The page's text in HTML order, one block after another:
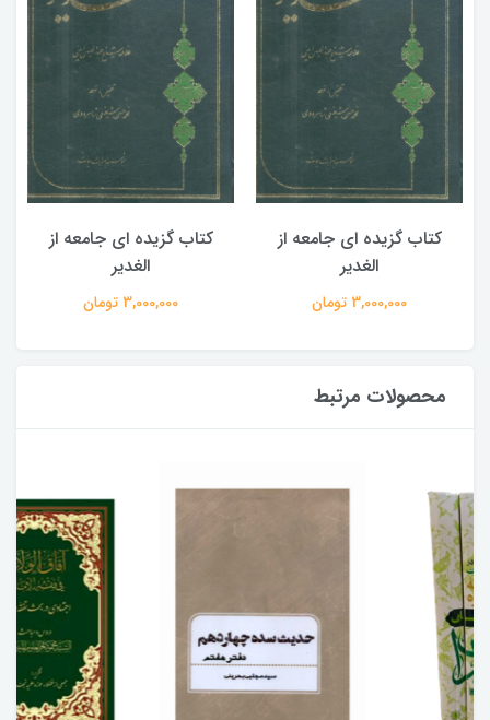
کتاب گزیده ای جامعه از
الغدیر
3,000,000 تومان
کتاب گزیده ای جامعه از
الغدیر
3,000,000 تومان
محصولات مرتبط